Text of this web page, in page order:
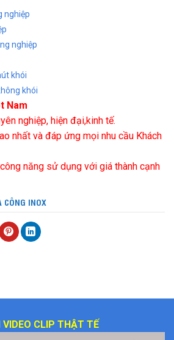
nghiệp
nghiệp
khói
khói
Nam
nghiệp, hiện đại,kinh tế.
nhất và đáp ứng mọi nhu cầu Khách
năng sử dụng với giá thành cạnh
CÔNG INOX
VIDEO CLIP THẬT TẾ